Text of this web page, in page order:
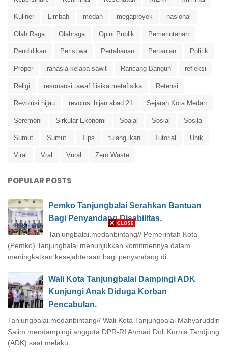
Kuliner Limbah medan megaproyek nasional
Olah Raga Olahraga Opini Publik Pemerintahan
Pendidikan Peristiwa Pertahanan Pertanian Politik
Proper rahasia kelapa sawit Rancang Bangun refleksi
Religi resonansi tawaf fiisika metafisika Retensi
Revolusi hijau revolusi hijau abad 21 Sejarah Kota Medan
Seremoni Sirkular Ekonomi Soaial Sosial Sosila
Sumut Sumut. Tips tulang ikan Tutorial Unik
Viral Vral Vural Zero Waste
POPULAR POSTS
Pemko Tanjungbalai Serahkan Bantuan
Bagi Penyandang Disabilitas.
Tanjungbalai.medanbintang// Pemerintah Kota
(Pemko) Tanjungbalai menunjukkan komitmennya dalam
meningkatkan kesejahteraan bagi penyandang di...
Wali Kota Tanjungbalai Dampingi ADK
Kunjungi Anak Diduga Korban
Pencabulan.
Tanjungbalai.medanbintang// Wali Kota Tanjungbalai Mahyaruddin
Salim mendampingi anggota DPR-RI Ahmad Doli Kurnia Tandjung
(ADK) saat melaku...